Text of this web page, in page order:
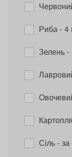
Риба- 4
Зелень-
Картопля
Сіль-